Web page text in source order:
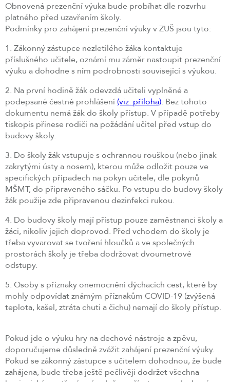
Obnovená prezenční výuka bude probíhat dle rozvrhu
platného před uzavřením školy.
Podmínky pro zahájení prezenční výuky v ZUŠ jsou tyto:
1. Zákonný zástupce nezletilého žáka kontaktuje
příslušného učitele, oznámí mu záměr nastoupit prezenční
výuku a dohodne s ním podrobnosti související s výukou.
2. Na první hodině žák odevzdá učiteli vyplněné a
podepsané čestné prohlášení (viz. příloha). Bez tohoto
dokumentu nemá žák do školy přístup. V případě potřeby
tiskopis přinese rodiči na požádání učitel před vstup do
budovy školy.
3. Do školy žák vstupuje s ochrannou rouškou (nebo jinak
zakrytými ústy a nosem), kterou může odložit pouze ve
specifických případech na pokyn učitele, dle pokynů
MŠMT, do připraveného sáčku. Po vstupu do budovy školy
žák použije zde připravenou dezinfekci rukou.
4. Do budovy školy mají přístup pouze zaměstnanci školy a
žáci, nikoliv jejich doprovod. Před vchodem do školy je
třeba vyvarovat se tvoření hloučků a ve společných
prostorách školy je třeba dodržovat dvoumetrové
odstupy.
5. Osoby s příznaky onemocnění dýchacích cest, které by
mohly odpovídat známým příznakům COVID-19 (zvýšená
teplota, kašel, ztráta chuti a čichu) nemají do školy přístup.
Pokud jde o výuku hry na dechové nástroje a zpěvu,
doporučujeme důsledně zvážit zahájení prezenční výuky.
Pokud se zákonný zástupce s učitelem dohodnou, že bude
zahájena, bude třeba ještě pečlivěji dodržet všechna